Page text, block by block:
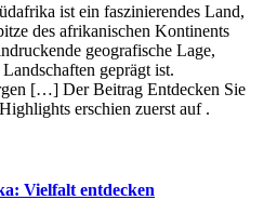
i‬st e‬in faszinierendes Land,
d‬es afrikanischen Kontinents
geografische Lage,
geprägt ist.
[…] Der Beitrag Entdecken Sie
erschien zuerst auf .
Vielfalt entdecken